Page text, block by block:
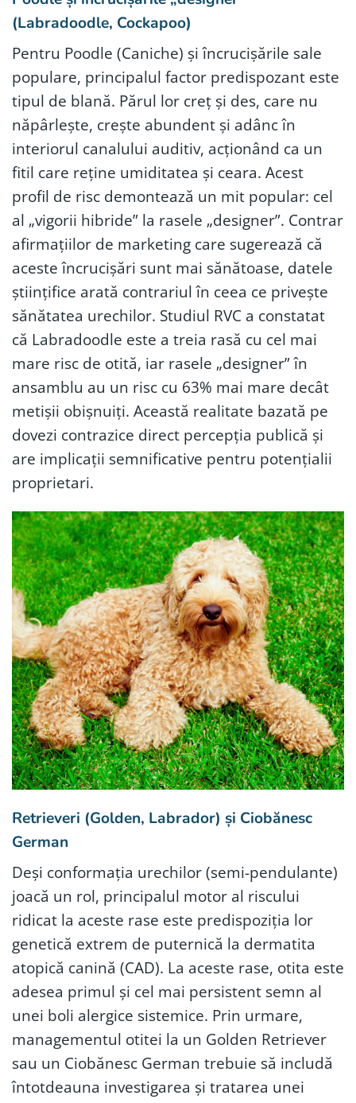
(Labradoodle, Cockapoo)
Pentru Poodle (Caniche) și încrucișările sale
populare, principalul factor predispozant este
tipul de blană. Părul lor creț și des, care nu
năpârlește, crește abundent și adânc în
interiorul canalului auditiv, acționând ca un
fitil care reține umiditatea și ceara. Acest
profil de risc demontează un mit popular: cel
al „vigorii hibride” la rasele „designer”. Contrar
afirmațiilor de marketing care sugerează că
aceste încrucișări sunt mai sănătoase, datele
științifice arată contrariul în ceea ce privește
sănătatea urechilor. Studiul RVC a constatat
că Labradoodle este a treia rasă cu cel mai
mare risc de otită, iar rasele „designer” în
ansamblu au un risc cu 63% mai mare decât
metișii obișnuiți. Această realitate bazată pe
dovezi contrazice direct percepția publică și
are implicații semnificative pentru potențialii
proprietari.
Retrieveri (Golden, Labrador) și Ciobănesc
German
Deși conformația urechilor (semi-pendulante)
joacă un rol, principalul motor al riscului
ridicat la aceste rase este predispoziția lor
genetică extrem de puternică la dermatita
atopică canină (CAD). La aceste rase, otita este
adesea primul și cel mai persistent semn al
unei boli alergice sistemice. Prin urmare,
managementul otitei la un Golden Retriever
sau un Ciobănesc German trebuie să includă
întotdeauna investigarea și tratarea unei